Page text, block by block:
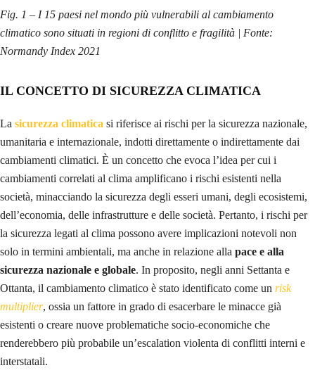
Fig. 1 – I 15 paesi nel mondo più vulnerabili al cambiamento
climatico sono situati in regioni di conflitto e fragilità | Fonte:
Normandy Index 2021
IL CONCETTO DI SICUREZZA CLIMATICA
La sicurezza climatica si riferisce ai rischi per la sicurezza nazionale,
umanitaria e internazionale, indotti direttamente o indirettamente dai
cambiamenti climatici. È un concetto che evoca l’idea per cui i
cambiamenti correlati al clima amplificano i rischi esistenti nella
società, minacciando la sicurezza degli esseri umani, degli ecosistemi,
dell’economia, delle infrastrutture e delle società. Pertanto, i rischi per
la sicurezza legati al clima possono avere implicazioni notevoli non
solo in termini ambientali, ma anche in relazione alla pace e alla
sicurezza nazionale e globale. In proposito, negli anni Settanta e
Ottanta, il cambiamento climatico è stato identificato come un risk
multiplier, ossia un fattore in grado di esacerbare le minacce già
esistenti o creare nuove problematiche socio-economiche che
renderebbero più probabile un’escalation violenta di conflitti interni e
interstatali.